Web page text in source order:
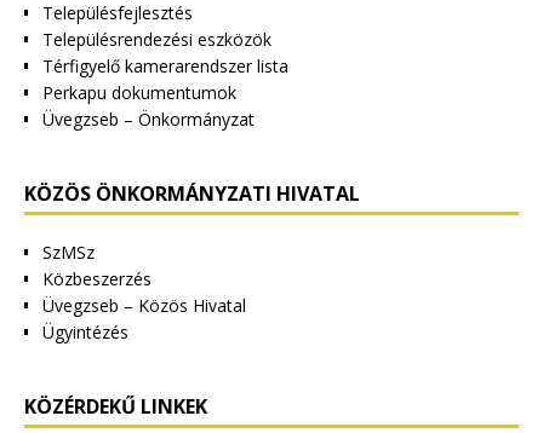
Településfejlesztés
Településrendezési eszközök
Térfigyelő kamerarendszer lista
Perkapu dokumentumok
Üvegzseb – Önkormányzat
KÖZÖS ÖNKORMÁNYZATI HIVATAL
SzMSz
Közbeszerzés
Üvegzseb – Közös Hivatal
Ügyintézés
KÖZÉRDEKŰ LINKEK